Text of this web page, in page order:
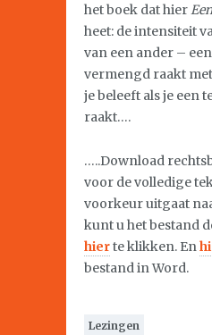
het boek dat hier
heet: de intensiteit
van een ander –
vermengd raakt
je beleeft als je een
raakt….
…..Download
voor de volledige
voorkeur uitgaat
kunt u het bestand
hierte klikken. En
bestand in Word.
Lezingen